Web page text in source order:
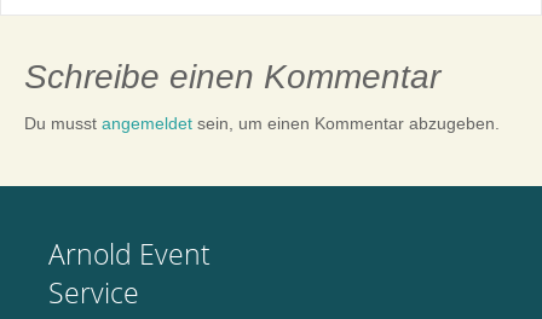
Schreibe einen Kommentar
Du musst angemeldet sein, um einen Kommentar abzugeben.
Arnold Event
Service